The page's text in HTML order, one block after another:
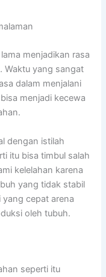
menjadikan rasa
Waktu yang sangat
dalam menjalani
menjadi kecewa
dengan istilah
itu bisa timbul salah
kelelahan karena
yang tidak stabil
yang cepat arena
oleh tubuh.
seperti itu